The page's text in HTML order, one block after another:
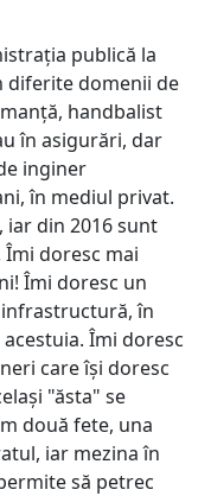
publică la
diferite domenii de
handbalist
în asigurări, dar
inginer
în mediul privat.
iar din 2016 sunt
doresc mai
Îmi doresc un
în
Îmi doresc
care își doresc
"ăsta" se
două fete, una
iar mezina în
să petrec